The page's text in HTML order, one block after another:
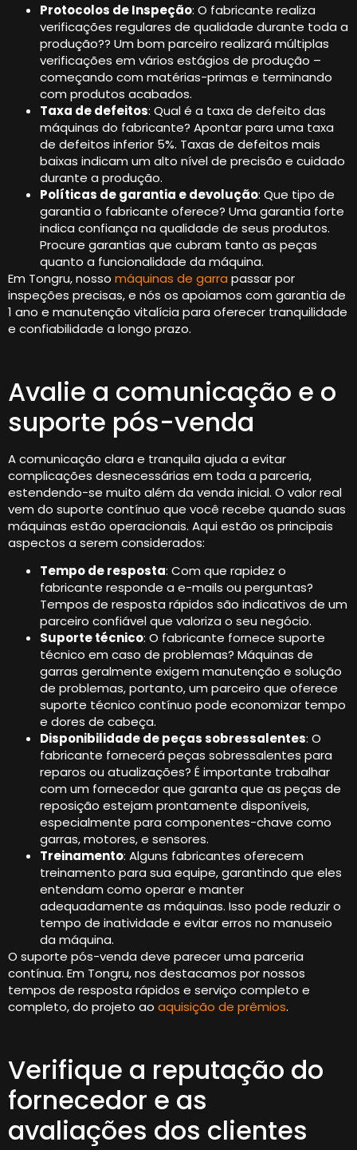
Protocolos de Inspeção: O fabricante realiza
verificações regulares de qualidade durante toda a
produção?? Um bom parceiro realizará múltiplas
verificações em vários estágios de produção –
começando com matérias-primas e terminando
com produtos acabados.
Taxa de defeitos: Qual é a taxa de defeito das
máquinas do fabricante? Apontar para uma taxa
de defeitos inferior 5%. Taxas de defeitos mais
baixas indicam um alto nível de precisão e cuidado
durante a produção.
Políticas de garantia e devolução: Que tipo de
garantia o fabricante oferece? Uma garantia forte
indica confiança na qualidade de seus produtos.
Procure garantias que cubram tanto as peças
quanto a funcionalidade da máquina.
Em Tongru, nosso máquinas de garra passar por
inspeções precisas, e nós os apoiamos com garantia de
1 ano e manutenção vitalícia para oferecer tranquilidade
e confiabilidade a longo prazo.
Avalie a comunicação e o
suporte pós-venda
A comunicação clara e tranquila ajuda a evitar
complicações desnecessárias em toda a parceria,
estendendo-se muito além da venda inicial. O valor real
vem do suporte contínuo que você recebe quando suas
máquinas estão operacionais. Aqui estão os principais
aspectos a serem considerados:
Tempo de resposta: Com que rapidez o
fabricante responde a e-mails ou perguntas?
Tempos de resposta rápidos são indicativos de um
parceiro confiável que valoriza o seu negócio.
Suporte técnico: O fabricante fornece suporte
técnico em caso de problemas? Máquinas de
garras geralmente exigem manutenção e solução
de problemas, portanto, um parceiro que oferece
suporte técnico contínuo pode economizar tempo
e dores de cabeça.
Disponibilidade de peças sobressalentes: O
fabricante fornecerá peças sobressalentes para
reparos ou atualizações? É importante trabalhar
com um fornecedor que garanta que as peças de
reposição estejam prontamente disponíveis,
especialmente para componentes-chave como
garras, motores, e sensores.
Treinamento: Alguns fabricantes oferecem
treinamento para sua equipe, garantindo que eles
entendam como operar e manter
adequadamente as máquinas. Isso pode reduzir o
tempo de inatividade e evitar erros no manuseio
da máquina.
O suporte pós-venda deve parecer uma parceria
contínua. Em Tongru, nos destacamos por nossos
tempos de resposta rápidos e serviço completo e
completo, do projeto ao aquisição de prêmios.
Verifique a reputação do
fornecedor e as
avaliações dos clientes